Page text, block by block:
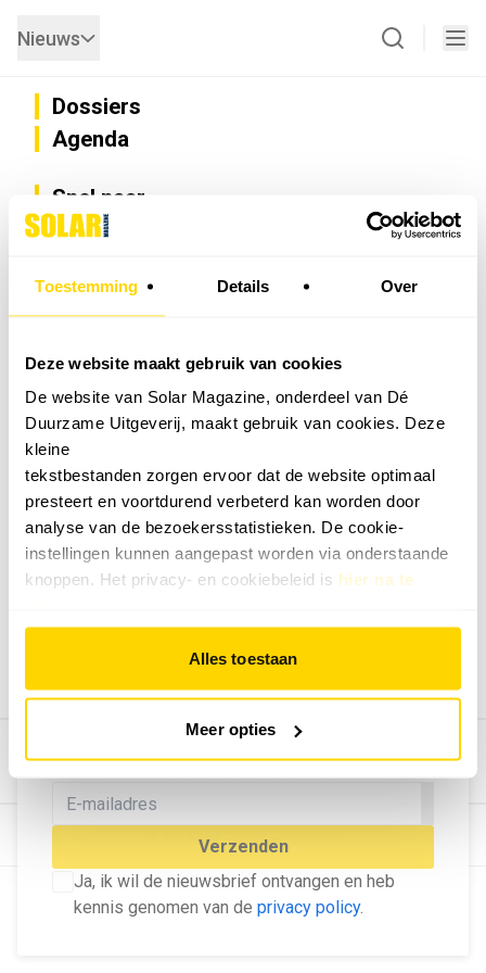
Toestemming Details Over
Deze website maakt gebruik van cookies
De website van Solar Magazine, onderdeel van Dé
Duurzame Uitgeverij, maakt gebruik van cookies. Deze
kleine
tekstbestanden zorgen ervoor dat de website optimaal
presteert en voortdurend verbeterd kan worden door
analyse van de bezoekersstatistieken. De cookie-
instellingen kunnen aangepast worden via onderstaande
knoppen. Het privacy- en cookiebeleid is hier na te
Alles toestaan
Meer opties
MELD U AAN VOOR ONZE
NIEUWSBRIEF
Blijf op de hoogte van het laatste nieuws!
Verzenden
Ja, ik wil de nieuwsbrief ontvangen en heb
kennis genomen van de privacy policy.
Nieuws
Dossiers
Agenda
Snel naar
Privacy
Nieuwsbrief
Vacatures
Installateurzoeker
Cookievoorkeuren wijzigen
English
Geef ons feedback
Vertel ons wat je van onze website vindt.
Tip de redactie
Bekijk hier de mogelijkheden.
© Dé Duurzame Uitgeverij